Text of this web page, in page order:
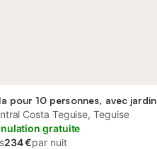
pour 10 personnes, avec jardin
Costa Teguise, Teguise
gratuite
234 €par nuit